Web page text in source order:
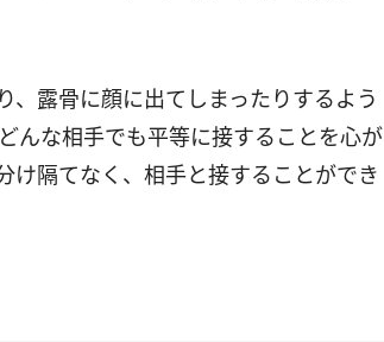
、露骨に顔に出てしまったりするよう
んな相手でも平等に接することを心が
け隔てなく、相手と接することができ